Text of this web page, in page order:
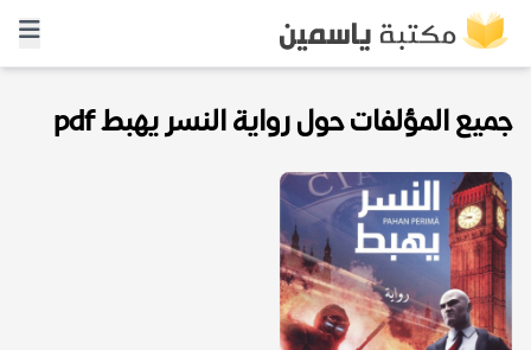
جميع المؤلفات حول رواية النسر يهبط pdf